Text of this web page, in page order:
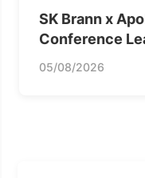
SK Brann x
Conference
05/08/2026